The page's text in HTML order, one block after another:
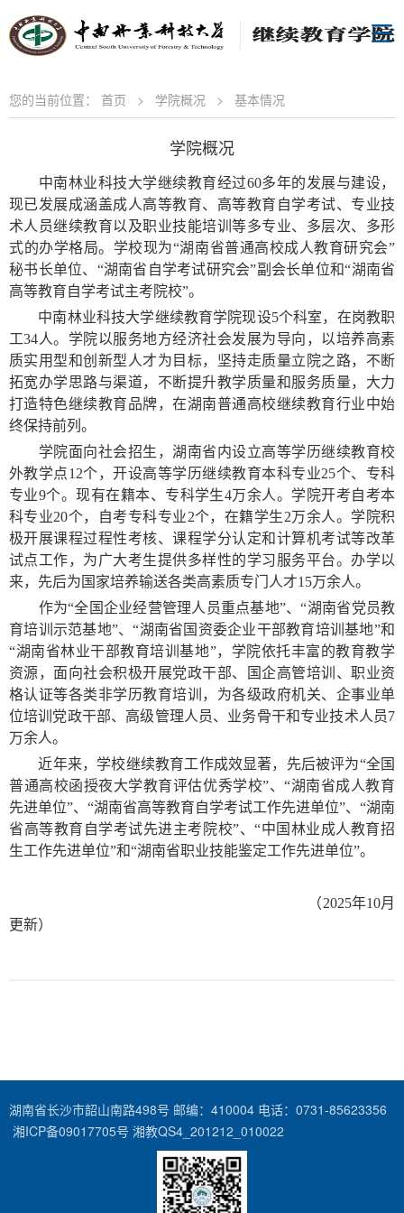
您的当前位置： 首页 > 学院概况 > 基本情况
学院概况
中南林业科技大学继续教育经过60多年的发展与建设，
现已发展成涵盖成人高等教育、高等教育自学考试、专业技
术人员继续教育以及职业技能培训等多专业、多层次、多形
式的办学格局。学校现为“湖南省普通高校成人教育研究会”
秘书长单位、“湖南省自学考试研究会”副会长单位和“湖南省
高等教育自学考试主考院校”。
中南林业科技大学继续教育学院现设5个科室，在岗教职
工34人。学院以服务地方经济社会发展为导向，以培养高素
质实用型和创新型人才为目标，坚持走质量立院之路，不断
拓宽办学思路与渠道，不断提升教学质量和服务质量，大力
打造特色继续教育品牌，在湖南普通高校继续教育行业中始
终保持前列。
学院面向社会招生，湖南省内设立高等学历继续教育校
外教学点12个，开设高等学历继续教育本科专业25个、专科
专业9个。现有在籍本、专科学生4万余人。学院开考自考本
科专业20个，自考专科专业2个，在籍学生2万余人。学院积
极开展课程过程性考核、课程学分认定和计算机考试等改革
试点工作，为广大考生提供多样性的学习服务平台。办学以
来，先后为国家培养输送各类高素质专门人才15万余人。
作为“全国企业经营管理人员重点基地”、“湖南省党员教
育培训示范基地”、“湖南省国资委企业干部教育培训基地”和
“湖南省林业干部教育培训基地”， 学院依托丰富的教育教学
资源，面向社会积极开展党政干部、国企高管培训、职业资
格认证等各类非学历教育培训，为各级政府机关、企事业单
位培训党政干部、高级管理人员、业务骨干和专业技术人员7
万余人。
近年来，学校继续教育工作成效显著，先后被评为“全国
普通高校函授夜大学教育评估优秀学校”、“湖南省成人教育
先进单位”、“湖南省高等教育自学考试工作先进单位”、“湖南
省高等教育自学考试先进主考院校”、“中国林业成人教育招
生工作先进单位”和“湖南省职业技能鉴定工作先进单位”。
（2025年10月
更新）
湖南省长沙市韶山南路498号 邮编：410004 电话：0731-85623356
湘ICP备09017705号 湘教QS4_201212_010022